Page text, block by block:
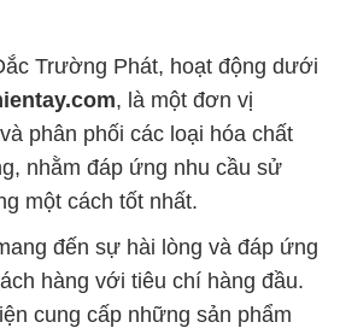
Trường Phát, hoạt động dưới
, là một đơn vị
phân phối các loại hóa chất
nhằm đáp ứng nhu cầu sử
một cách tốt nhất.
đến sự hài lòng và đáp ứng
hàng với tiêu chí hàng đầu.
cung cấp những sản phẩm